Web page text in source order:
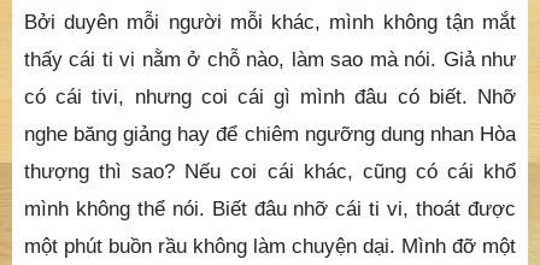
Bởi duyên mỗi người mỗi khác, mình không tận mắt
thấy cái ti vi nằm ở chỗ nào, làm sao mà nói. Giả như
có cái tivi, nhưng coi cái gì mình đâu có biết. Nhỡ
nghe băng giảng hay để chiêm ngưỡng dung nhan Hòa
thượng thì sao? Nếu coi cái khác, cũng có cái khổ
mình không thể nói. Biết đâu nhỡ cái ti vi, thoát được
một phút buồn rầu không làm chuyện dại. Mình đỡ một